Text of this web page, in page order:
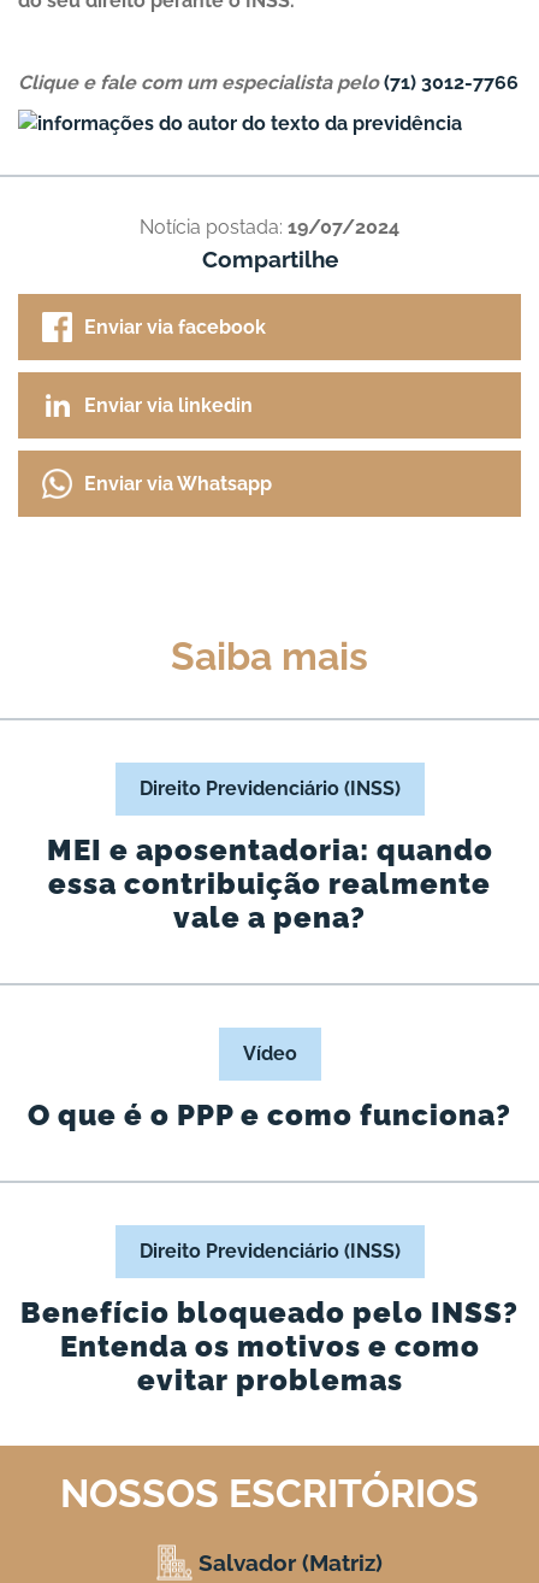
Clique e fale com um especialista pelo(71) 3012-7766
Notícia postada: 19/07/2024
Compartilhe
Enviar via facebook
Enviar via linkedin
Enviar via Whatsapp
Saiba mais
Direito Previdenciário (INSS)
MEI e aposentadoria: quando
essa contribuição realmente
vale a pena?
Vídeo
O que é o PPP e como funciona?
Direito Previdenciário (INSS)
Benefício bloqueado pelo INSS?
Entenda os motivos e como
evitar problemas
NOSSOS ESCRITÓRIOS
Salvador (Matriz)